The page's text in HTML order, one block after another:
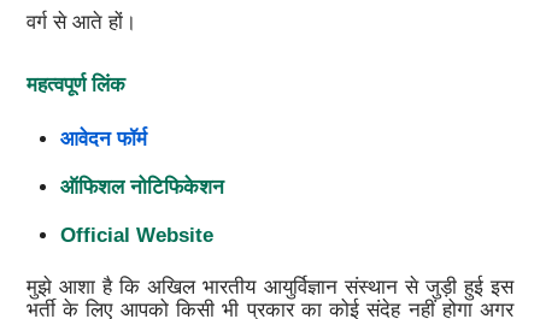
वर्ग से आते हों।
महत्वपूर्ण लिंक
आवेदन फॉर्म
ऑफिशल नोटिफिकेशन
Official Website
मुझे आशा है कि अखिल भारतीय आयुर्विज्ञान संस्थान से जुड़ी हुई इस
भर्ती के लिए आपको किसी भी प्रकार का कोई संदेह नहीं होगा अगर